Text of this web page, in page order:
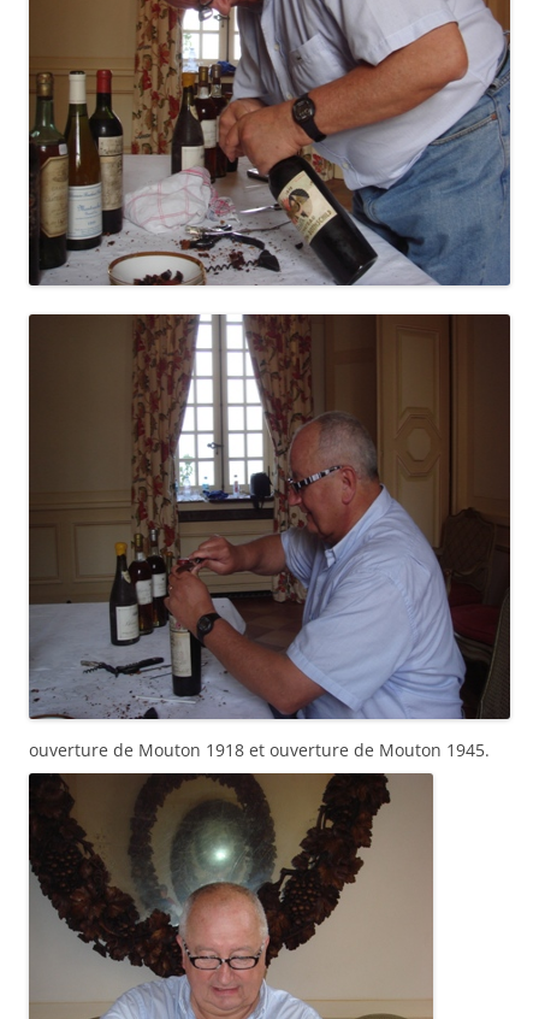
ouverture de Mouton 1918 et ouverture de Mouton 1945.